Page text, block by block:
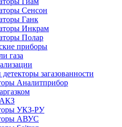
Сенсон
Ганк
Инкрам
Полар
приборы
газа
загазованности
Аналитприбор
УКЗ-РУ
АВУС